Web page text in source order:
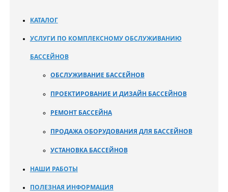
КАТАЛОГ
УСЛУГИ ПО КОМПЛЕКСНОМУ ОБСЛУЖИВАНИЮ
БАССЕЙНОВ
ОБСЛУЖИВАНИЕ БАССЕЙНОВ
ПРОЕКТИРОВАНИЕ И ДИЗАЙН БАССЕЙНОВ
РЕМОНТ БАССЕЙНА
ПРОДАЖА ОБОРУДОВАНИЯ ДЛЯ БАССЕЙНОВ
УСТАНОВКА БАССЕЙНОВ
НАШИ РАБОТЫ
ПОЛЕЗНАЯ ИНФОРМАЦИЯ